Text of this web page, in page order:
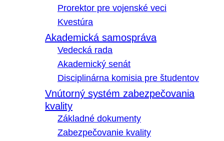
Prorektor pre vojenské veci
Kvestúra
Akademická samospráva
Vedecká rada
Akademický senát
Disciplinárna komisia pre študentov
Vnútorný systém zabezpečovania
kvality
Základné dokumenty
Zabezpečovanie kvality